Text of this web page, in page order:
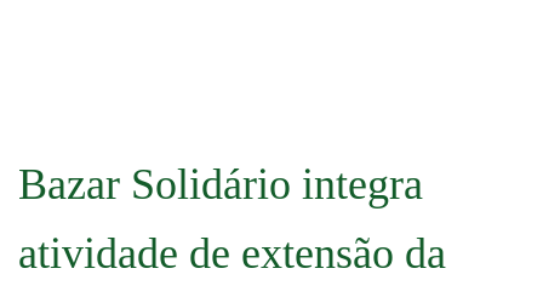
Bazar Solidário integra
atividade de extensão da